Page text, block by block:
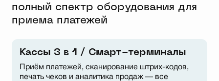
полный спектр оборудования для
приема платежей
Кассы 3 в 1 / Смарт-терминалы
Приём платежей, сканирование штрих-кодов,
печать чеков и аналитика продаж — все